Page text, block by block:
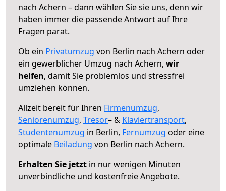
nach Achern – dann wählen Sie sie uns, denn wir
haben immer die passende Antwort auf Ihre
Fragen parat.
Ob ein Privatumzug von Berlin nach Achern oder
ein gewerblicher Umzug nach Achern, wir
helfen, damit Sie problemlos und stressfrei
umziehen können.
Allzeit bereit für Ihren Firmenumzug,
Seniorenumzug, Tresor– & Klaviertransport,
Studentenumzug in Berlin, Fernumzug oder eine
optimale Beiladung von Berlin nach Achern.
Erhalten Sie jetzt in nur wenigen Minuten
unverbindliche und kostenfreie Angebote.